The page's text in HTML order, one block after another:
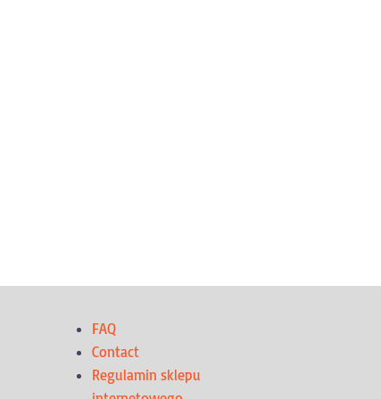
FAQ
Contact
Regulamin sklepu